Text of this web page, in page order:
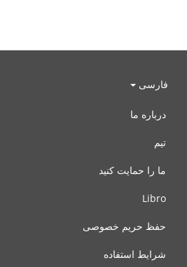
فارسی
درباره ما
تیم
ما را حمایت کنید
Libro
حفظ حریم خصوصی
شرایط استفاده